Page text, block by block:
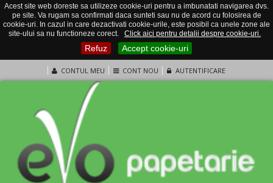
Acest site web doreste sa utilizeze cookie-uri pentru a imbunatati navigarea dvs.
pe site. Va rugam sa confirmati daca sunteti sau nu de acord cu folosirea de
cookie-uri. In cazul in care dezactivati cookie-urile, este posibil ca unele zone ale
site-ului sa nu functioneze corect.
Click aici pentru detalii despre cookie-uri.
Refuz Accept cookie-uri
CONTUL MEU CONT NOU AUTENTIFICARE